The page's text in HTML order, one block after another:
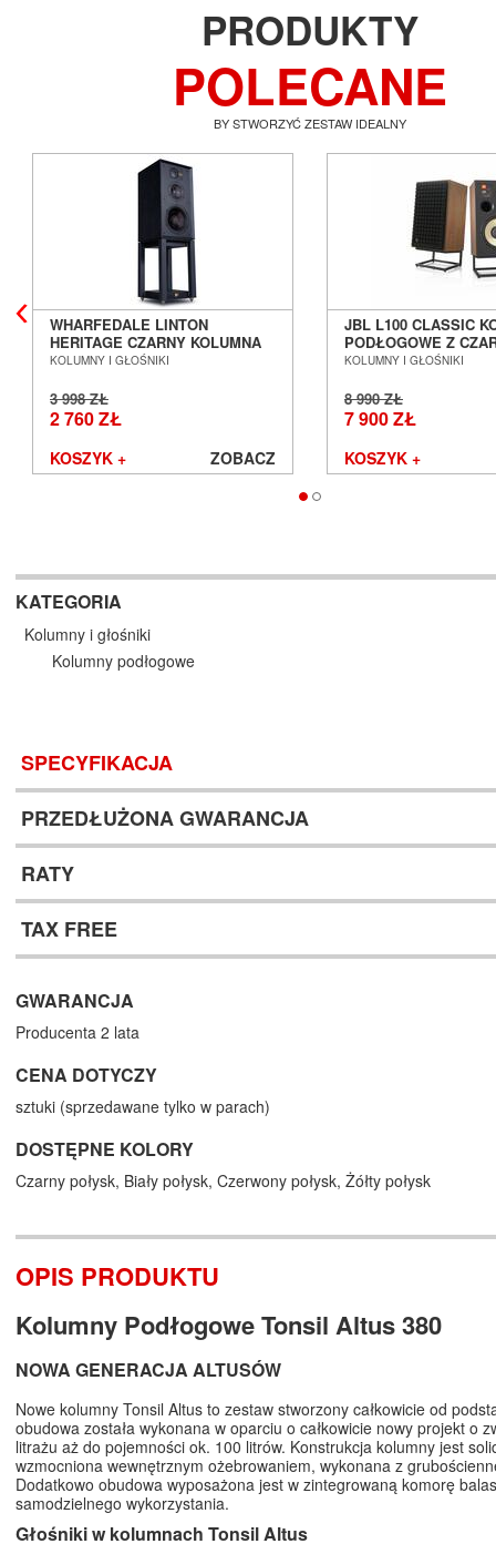
PRODUKTY
POLECANE
BY STWORZYĆ ZESTAW IDEALNY
WHARFEDALE LINTON
HERITAGE CZARNY KOLUMNA
PODSTAWKOWA + STAND
DOSTĘPNE OD RĘKI ---
KOLUMNY I GŁOŚNIKI
3 998 ZŁ
2 760 ZŁ
KOSZYK + ZOBACZ
JBL L100 CLASSIC
PODŁOGOWE Z
MASKOWNICĄ
KOLUMNY I GŁOŚNIKI
8 990 ZŁ
7 900 ZŁ
KOSZYK +
KATEGORIA
Kolumny i głośniki
Kolumny podłogowe
SPECYFIKACJA
PRZEDŁUŻONA GWARANCJA
RATY
TAX FREE
GWARANCJA
Producenta 2 lata
CENA DOTYCZY
sztuki (sprzedawane tylko w parach)
DOSTĘPNE KOLORY
Czarny połysk, Biały połysk, Czerwony połysk, Żółty połysk
OPIS PRODUKTU
Kolumny Podłogowe Tonsil Altus 380
NOWA GENERACJA ALTUSÓW
Nowe kolumny Tonsil Altus to zestaw stworzony całkowicie od
obudowa została wykonana w oparciu o całkowicie nowy projekt o
litrażu aż do pojemności ok. 100 litrów. Konstrukcja kolumny jest
wzmocniona wewnętrznym ożebrowaniem, wykonana z
Dodatkowo obudowa wyposażona jest w zintegrowaną komorę
samodzielnego wykorzystania.
Głośniki w kolumnach Tonsil Altus